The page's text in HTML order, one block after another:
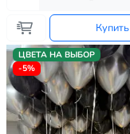
Купить
ЦВЕТА НА ВЫБОР
-5%